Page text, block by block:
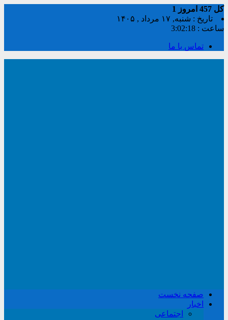
کل امروز
1
تاریخ : شنبه, ۱۷ مرداد , ۱۴۰۵
ساعت : 3:02:19
تماس با ما
صفحه نخست
اخبار
اجتماعی